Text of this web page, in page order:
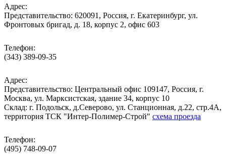
Адрес:
Представительство: 620091, Россия, г. Екатеринбург, ул.
Фронтовых бригад, д. 18, корпус 2, офис 603
Телефон:
(343) 389-09-35
Адрес:
Представительство: Центральный офис 109147, Россия, г.
Москва, ул. Марксистская, здание 34, корпус 10
Cклад: г. Подольск, д.Северово, ул. Станционная, д.22, стр.4А,
территория ТСК "Интер-Полимер-Строй" схема проезда
Телефон:
(495) 748-09-07